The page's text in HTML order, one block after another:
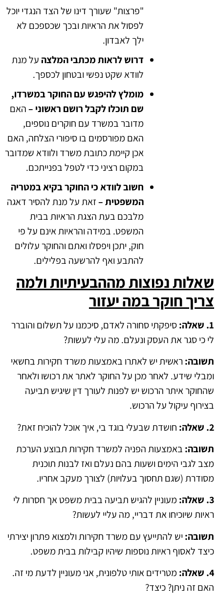
"פרצות" שעורך דינו של הצד הנגדי יוכל
לפסול את הראיות ובכך שכספכם לא
ילך לאבדון.
דרוש לראות מכתבי המלצה על מנת
לוודא שקט נפשי ובטחון לכספך.
מומלץ להיפגש עם החוקר במשרדו,
שם תוכלו לקבל רושם ראשוני –האם
מדובר במשרד עם חוקרים נוספים,
האם מפורסמים בו סיפורי הצלחה, האם
אכן קיימת כתובת משרד ולוודא שמדובר
במקום רציני כדי לטפל בפנייתכם.
חשוב לוודא כי החוקר בקיא במטריה
המשפטית –זאת על מנת להסיר דאגה
מלבכם בעת הצגת הראיות בבית
המשפט. במידה והראיות אינם על פי
חוק, יתכן ויפסלו ואתם והחוקר עלולים
להתבע ואף להרשעה בפלילים.
שאלות נפוצות מההבעיתיות ולמה
צריך חוקר במה יעזור
1. שאלה:
סיפקתי סחורה לאדם, סיכמנו על תשלום והוברר
לי כי סגר את העסק ונעלם. מה עלי לעשות?
תשובה: ראשית יש לאתרו באמצעות משרד חקירות בחשאי
ומבלי שידע. לאחר מכן על החוקר לאתר את רכושו ולאחר
שהחוקר איתר הרכוש יש לפנות לעורך דין שיגיש תביעה
בצירוף עיקול על הרכוש.
2. שאלה:
חושדת שבעלי בוגד בי, איך אוכל להוכיח זאת?
תשובה: באמצעות הפניה למשרד חקירות תבוצע הערכת
מצב לגבי הימים ושעות בהם נעלם ואז לבנות תוכנית
מסודרת (שגם תחסוך בעלויות) לצורך מעקב אחריו.
3. שאלה:
מעוניין להגיש תביעה בבית משפט אך חסרות לי
ראיות שיוכיחו את דבריי, מה עליי לעשות?
תשובה:יש להתייעץ עם משרד חקירות ולמצוא פתרון יצירתי
כיצד לאסוף ראיות נוספות שיהיו קבילות בבית משפט.
4. שאלה:
מטרידים אותי טלפונית, אני מעוניין לדעת מי זה.
האם זה ניתן? כיצד?